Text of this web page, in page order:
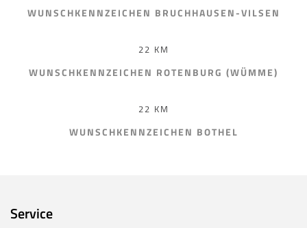
WUNSCHKENNZEICHEN BRUCHHAUSEN-VILSEN
22 KM
WUNSCHKENNZEICHEN ROTENBURG (WÜMME)
22 KM
WUNSCHKENNZEICHEN BOTHEL
Service